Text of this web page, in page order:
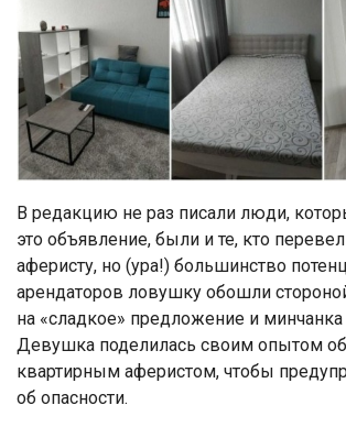
В редакцию не раз писали люди,
это объявление, были и те, кто
аферисту, но (ура!) большинство
арендаторов ловушку обошли
на «сладкое» предложение и минчанка
Девушка поделилась своим опытом
квартирным аферистом, чтобы
об опасности.